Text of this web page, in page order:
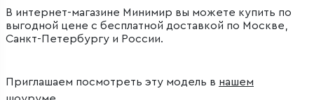
В интернет-магазине Минимир вы можете купить по
выгодной цене с бесплатной доставкой по Москве,
Санкт-Петербургу и России.
Приглашаем посмотреть эту модель в нашем